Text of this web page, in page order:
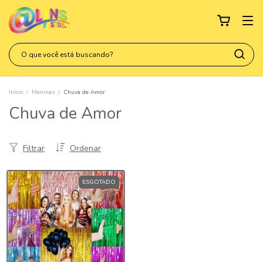
Início / Meninas / Chuva de Amor
Chuva de Amor
Ordenar
Filtrar
ESGOTADO